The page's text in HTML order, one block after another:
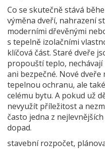
Co se skutečně stává
výměna dveří, nahrazení
moderními dřevěnými
s tepelně izolačními
klíčová část. Staré dveře
propouští teplo,
ani bezpečné. Nové
tepelnou ochranu, ale
celému bytu. A pokud už
nevyužít příležitost a
často jedna z
dopad.
stavební rozpočet,